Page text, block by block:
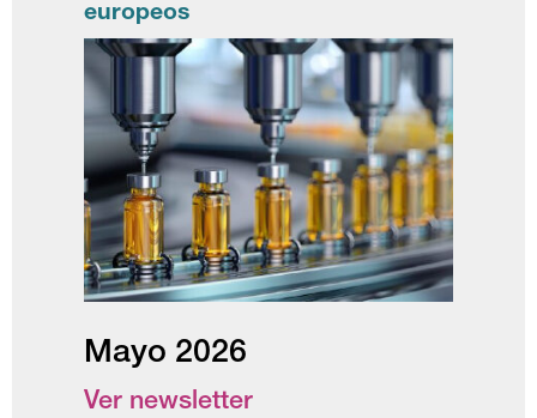
europeos
Mayo 2026
Ver newsletter